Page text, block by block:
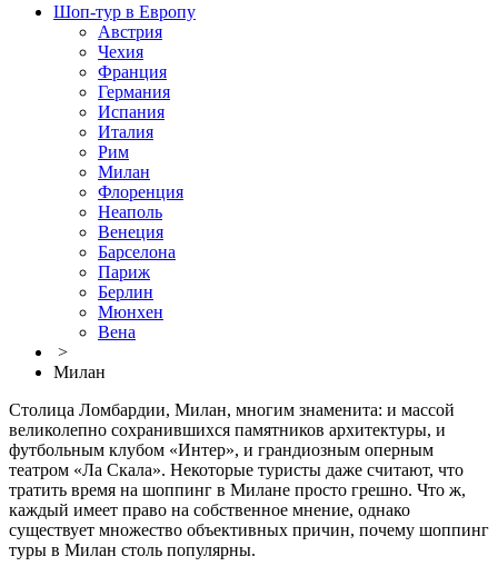
Шоп-тур в Европу
Австрия
Чехия
Франция
Германия
Испания
Италия
Рим
Милан
Флоренция
Неаполь
Венеция
Барселона
Париж
Берлин
Мюнхен
Вена
>
Милан
Столица Ломбардии, Милан, многим знаменита: и массой
великолепно сохранившихся памятников архитектуры, и
футбольным клубом «Интер», и грандиозным оперным
театром «Ла Скала». Некоторые туристы даже считают, что
тратить время на шоппинг в Милане просто грешно. Что ж,
каждый имеет право на собственное мнение, однако
существует множество объективных причин, почему шоппинг
туры в Милан столь популярны.